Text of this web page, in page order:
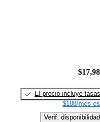
El precio incluye tasas
$188/mes
Verif. disponibilidad